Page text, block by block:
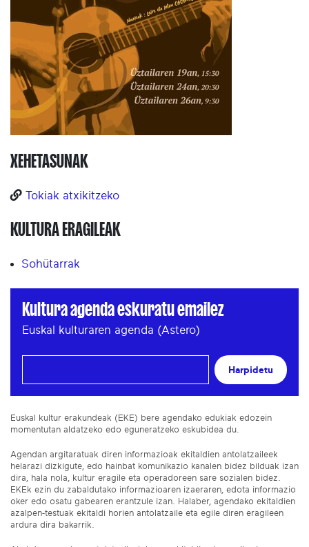
XEHETASUNAK
Tokiak atxikitzeko
KULTURA ERAGILEAK
Sohütarrak
Kultura agenda eskuratu emailez
Euskal kulturaren agenda (Astero)
Harpidetu
Euskal kultur erakundeak (EKE) bere agendako edukiak edozein
momentutan aldatzeko edo eguneratzeko eskubidea du.
Agendan argitaratuak diren informazioak ekitaldien antolatzaileek
helarazi dizkigute, edo hainbat komunikazio kanalen bidez bilduak izan
dira, hala nola, kultur eragile eta operadoreen sare sozialen bidez.
EKEk ezin du zabaldutako informazioaren izaeraren, edota informazio
oker edo osatu gabearen erantzule izan. Halaber, agendako ekitaldien
azalpen-testuak ekitaldi horien antolatzaile eta egile diren eragileen
ardura dira bakarrik.